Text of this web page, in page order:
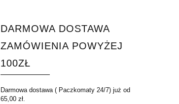
DARMOWA DOSTAWA
ZAMÓWIENIA POWYŻEJ
100ZŁ
Darmowa dostawa ( Paczkomaty 24/7) już od
65,00 zł.